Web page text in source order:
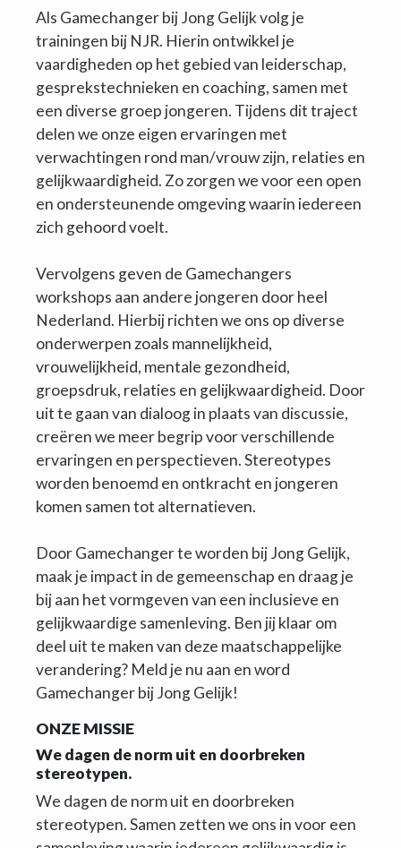
Als Gamechanger bij Jong Gelijk volg je
trainingen bij NJR. Hierin ontwikkel je
vaardigheden op het gebied van leiderschap,
gesprekstechnieken en coaching, samen met
een diverse groep jongeren. Tijdens dit traject
delen we onze eigen ervaringen met
verwachtingen rond man/vrouw zijn, relaties en
gelijkwaardigheid. Zo zorgen we voor een open
en ondersteunende omgeving waarin iedereen
zich gehoord voelt.
Vervolgens geven de Gamechangers
workshops aan andere jongeren door heel
Nederland. Hierbij richten we ons op diverse
onderwerpen zoals mannelijkheid,
vrouwelijkheid, mentale gezondheid,
groepsdruk, relaties en gelijkwaardigheid. Door
uit te gaan van dialoog in plaats van discussie,
creëren we meer begrip voor verschillende
ervaringen en perspectieven. Stereotypes
worden benoemd en ontkracht en jongeren
komen samen tot alternatieven.
Door Gamechanger te worden bij Jong Gelijk,
maak je impact in de gemeenschap en draag je
bij aan het vormgeven van een inclusieve en
gelijkwaardige samenleving. Ben jij klaar om
deel uit te maken van deze maatschappelijke
verandering? Meld je nu aan en word
Gamechanger bij Jong Gelijk!
ONZE MISSIE
We dagen de norm uit en doorbreken
stereotypen.
We dagen de norm uit en doorbreken
stereotypen. Samen zetten we ons in voor een